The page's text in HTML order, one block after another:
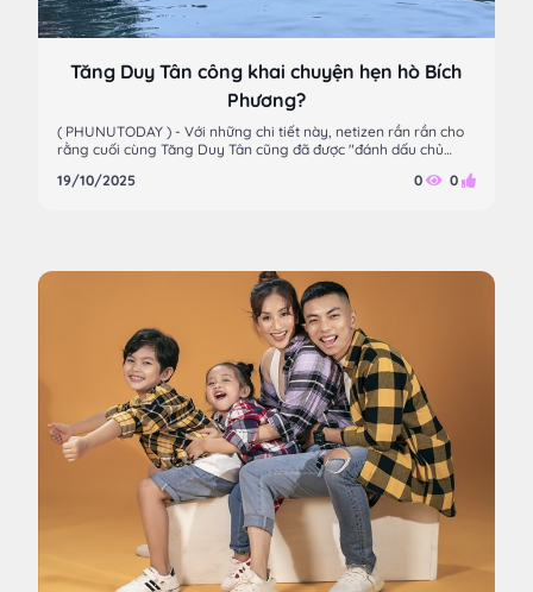
Tăng Duy Tân công khai chuyện hẹn hò Bích
Phương?
( PHUNUTODAY ) - Với những chi tiết này, netizen rần rần cho
rằng cuối cùng Tăng Duy Tân cũng đã được "đánh dấu chủ
19/10/2025 0 0